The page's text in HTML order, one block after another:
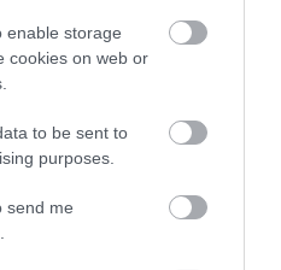
enable storage
cookies on web or
to be sent to
purposes.
send me